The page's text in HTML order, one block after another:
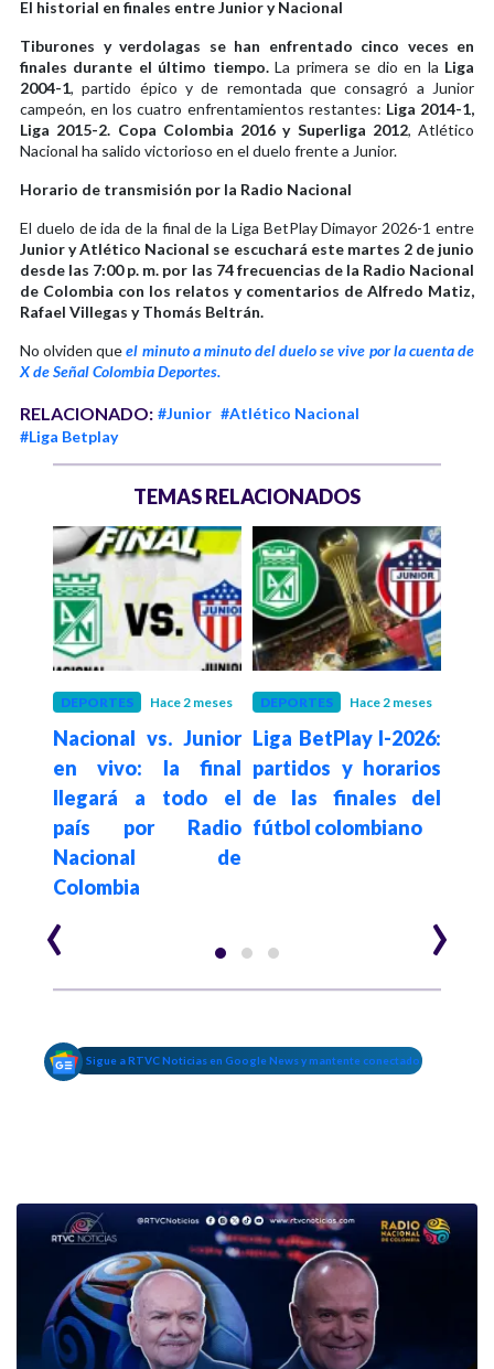
El historial en finales entre Junior y Nacional
Tiburones y verdolagas se han enfrentado cinco veces en
finales durante el último tiempo.La primera se dio en la Liga
2004-1, partido épico y de remontada que consagró a Junior
campeón, en los cuatro enfrentamientos restantes: Liga 2014-1,
Liga 2015-2. Copa Colombia 2016 y Superliga 2012, Atlético
Nacional ha salido victorioso en el duelo frente a Junior.
Horario de transmisión por la Radio Nacional
El duelo de ida de la final de la Liga BetPlay Dimayor 2026-1 entre
Junior y Atlético Nacional se escuchará este martes 2 de junio
desde las 7:00 p. m. por las 74 frecuencias de la Radio Nacional
de Colombia con los relatos y comentarios de Alfredo Matiz,
Rafael Villegas y Thomás Beltrán.
No olviden queel minuto a minuto del duelo se vive por la cuenta de
X de Señal Colombia Deportes.
RELACIONADO: #Junior #Atlético Nacional
#Liga Betplay
TEMAS RELACIONADOS
DEPORTES Hace 2 meses
Nacional vs. Junior
en vivo: la final
llegará a todo el
país por Radio
Nacional de
Colombia
DEPORTES Hace 2 meses
Liga BetPlay I-2026:
partidos y horarios
de las finales del
fútbol colombiano
‹ ›
Sigue a RTVC Noticias en Google News y mantente conectado